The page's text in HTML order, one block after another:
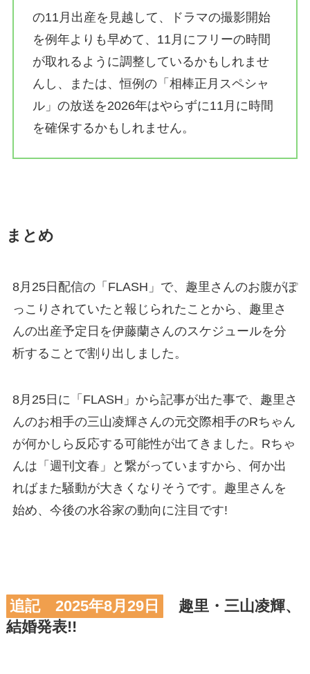
の11月出産を見越して、ドラマの撮影開始
を例年よりも早めて、11月にフリーの時間
が取れるように調整しているかもしれませ
んし、または、恒例の「相棒正月スペシャ
ル」の放送を2026年はやらずに11月に時間
を確保するかもしれません。
まとめ
8月25日配信の「FLASH」で、趣里さんのお腹がぽ
っこりされていたと報じられたことから、趣里さ
んの出産予定日を伊藤蘭さんのスケジュールを分
析することで割り出しました。
8月25日に「FLASH」から記事が出た事で、趣里さ
んのお相手の三山凌輝さんの元交際相手のRちゃん
が何かしら反応する可能性が出てきました。Rちゃ
んは「週刊文春」と繋がっていますから、何か出
ればまた騒動が大きくなりそうです。趣里さんを
始め、今後の水谷家の動向に注目です!
追記 2025年8月29日
趣里・三山凌輝、
結婚発表!!